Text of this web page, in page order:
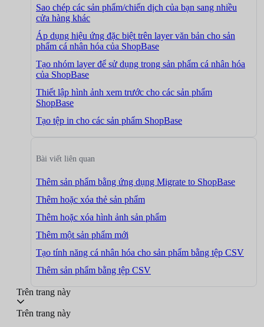
Sao chép các sản phẩm/chiến dịch của bạn sang nhiều
cửa hàng khác
Áp dụng hiệu ứng đặc biệt trên layer văn bản cho sản
phẩm cá nhân hóa của ShopBase
Tạo nhóm layer để sử dụng trong sản phẩm cá nhân hóa
của ShopBase
Thiết lập hình ảnh xem trước cho các sản phẩm
ShopBase
Tạo tệp in cho các sản phẩm ShopBase
Bài viết liên quan
Thêm sản phẩm bằng ứng dụng Migrate to ShopBase
Thêm hoặc xóa thẻ sản phẩm
Thêm hoặc xóa hình ảnh sản phẩm
Thêm một sản phẩm mới
Tạo tính năng cá nhân hóa cho sản phẩm bằng tệp CSV
Thêm sản phẩm bằng tệp CSV
Trên trang này
Trên trang này